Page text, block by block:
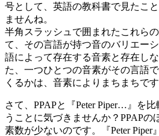
号として、英語の教科書で見たこ
ませんね。
半角スラッシュで囲まれたこれら
て、その言語が持つ音のバリエー
語によって存在する音素と存在し
た、一つひとつの音素がその言語
くるかは、音素によりまちまちです
さて、PPAPと『Peter Piper…』を
うことに気づきませんか？PPAPの
素数が少ないのです。『Peter Piper